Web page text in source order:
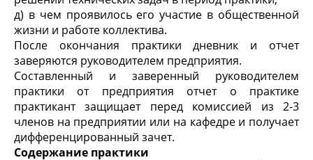
д) в чем проявилось его участие в общественной
жизни и работе коллектива.
После окончания практики дневник и отчет
заверяются руководителем предприятия.
Составленный и заверенный руководителем
практики от предприятия отчет о практике
практикант защищает перед комиссией из 2-3
членов на предприятии или на кафедре и получает
дифференцированный зачет.
Содержание практики